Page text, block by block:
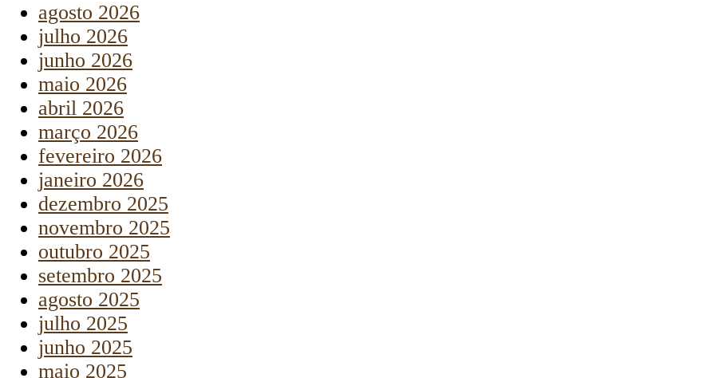
agosto 2026
julho 2026
junho 2026
maio 2026
abril 2026
março 2026
fevereiro 2026
janeiro 2026
dezembro 2025
novembro 2025
outubro 2025
setembro 2025
agosto 2025
julho 2025
junho 2025
maio 2025